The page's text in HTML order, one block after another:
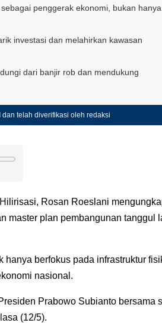
penggerak ekonomi, bukan hanya
investasi dan melahirkan kawasan
dari banjir rob dan mendukung
telah diverifikasi oleh redaksi
Rosan Roeslani
master plan pembangunan tanggul
hanya berfokus pada infrastruktur
nasional.
Prabowo Subianto bersama
(12/5).